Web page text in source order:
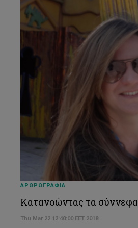
ΑΡΘΡΟΓΡΑΦΙΑ
Κατανοώντας τα σύννεφα
Thu Mar 22 12:40:00 EET 2018